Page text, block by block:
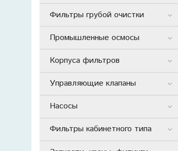
Фильтры грубой очистки
Промышленные осмосы
Корпуса фильтров
Управляющие клапаны
Насосы
Фильтры кабинетного типа